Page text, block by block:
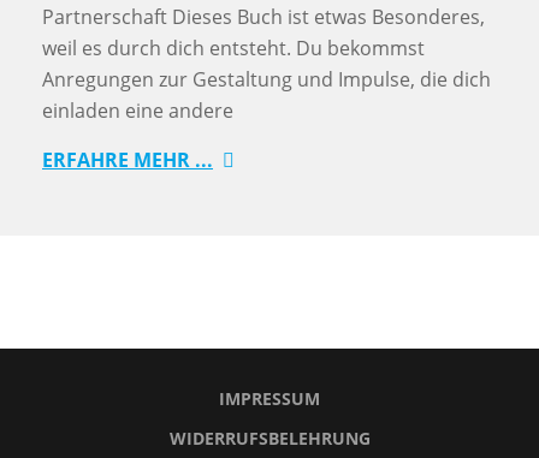
Partnerschaft Dieses Buch ist etwas Besonderes,
weil es durch dich entsteht. Du bekommst
Anregungen zur Gestaltung und Impulse, die dich
einladen eine andere
ERFAHRE MEHR ...
IMPRESSUM
WIDERRUFSBELEHRUNG